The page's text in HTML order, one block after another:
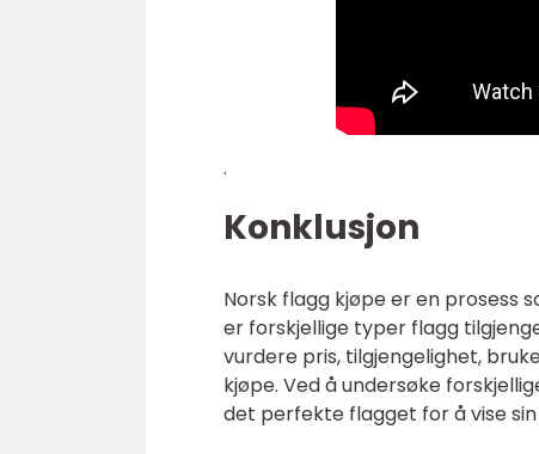
.
Konklusjon
Norsk flagg kjøpe er en prosess
er forskjellige typer flagg
vurdere pris, tilgjengelighet,
kjøpe. Ved å undersøke
det perfekte flagget for å vise